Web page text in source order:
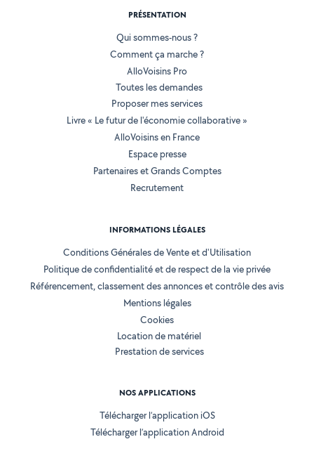
PRÉSENTATION
Qui sommes-nous ?
Comment ça marche ?
AlloVoisins Pro
Toutes les demandes
Proposer mes services
Livre « Le futur de l'économie collaborative »
AlloVoisins en France
Espace presse
Partenaires et Grands Comptes
Recrutement
INFORMATIONS LÉGALES
Conditions Générales de Vente et d'Utilisation
Politique de confidentialité et de respect de la vie privée
Référencement, classement des annonces et contrôle des avis
Mentions légales
Cookies
Location de matériel
Prestation de services
NOS APPLICATIONS
Télécharger l’application iOS
Télécharger l’application Android